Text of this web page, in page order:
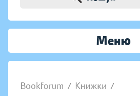
Меню
Bookforum / Книжки /